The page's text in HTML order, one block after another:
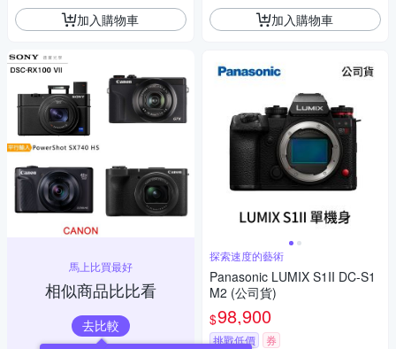
加入購物車
馬上比買最好
相似商品比比看
去比較
加入購物車
探索速度的藝術
Panasonic LUMIX S1II DC-S1
M2 (公司貨)
$98,900
挑戰低價 券